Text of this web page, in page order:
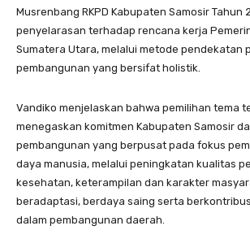
Musrenbang RKPD Kabupaten Samosir Tahun
penyelarasan terhadap rencana kerja
Sumatera Utara, melalui metode pendekatan
pembangunan yang bersifat holistik.
Vandiko menjelaskan bahwa pemilihan tema
menegaskan komitmen Kabupaten Samosir
pembangunan yang berpusat pada fokus
daya manusia, melalui peningkatan kualitas
kesehatan, keterampilan dan karakter
beradaptasi, berdaya saing serta
dalam pembangunan daerah.